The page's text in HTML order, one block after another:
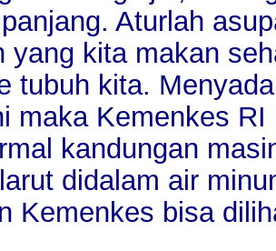
Aturlah
yang kita makan
tubuh kita.
maka Kemenkes
kandungan
didalam air
Kemenkes bisa